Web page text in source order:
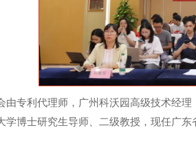
由专利代理师，广州科沃园高级技术经
学博士研究生导师、二级教授，现任广